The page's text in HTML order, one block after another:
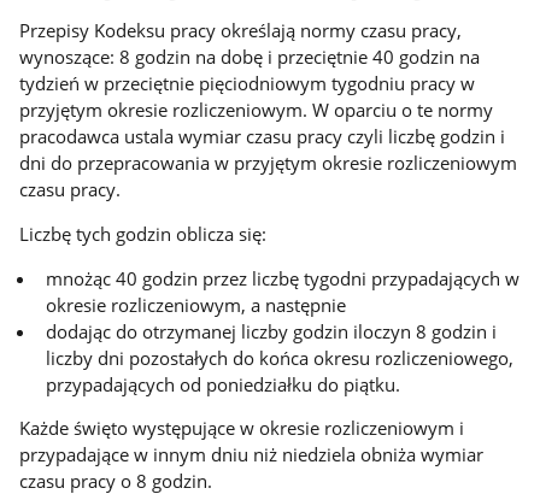
Przepisy Kodeksu pracy określają normy czasu pracy,
wynoszące: 8 godzin na dobę i przeciętnie 40 godzin na
tydzień w przeciętnie pięciodniowym tygodniu pracy w
przyjętym okresie rozliczeniowym. W oparciu o te normy
pracodawca ustala wymiar czasu pracy czyli liczbę godzin i
dni do przepracowania w przyjętym okresie rozliczeniowym
czasu pracy.
Liczbę tych godzin oblicza się:
mnożąc 40 godzin przez liczbę tygodni przypadających w
okresie rozliczeniowym, a następnie
dodając do otrzymanej liczby godzin iloczyn 8 godzin i
liczby dni pozostałych do końca okresu rozliczeniowego,
przypadających od poniedziałku do piątku.
Każde święto występujące w okresie rozliczeniowym i
przypadające w innym dniu niż niedziela obniża wymiar
czasu pracy o 8 godzin.